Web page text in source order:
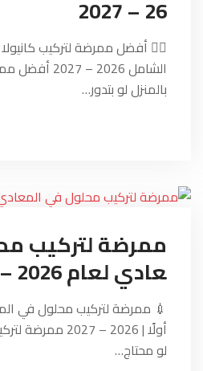
26 – 2027
👩‍⚕️ أفضل ممرضة لتركيب
الشامل 2026 –
بالمنزل لو بتدور…
ممرضة لتركيب
عادي لعام 2026 – 2027
💉 ممرضة لتركيب محلول في
أولًا | 2026 –
لو محتاج…